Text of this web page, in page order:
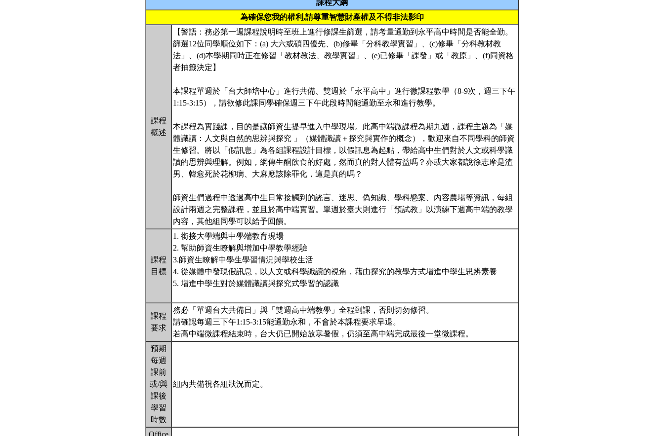
課程大綱
為確保您我的權利,請尊重智慧財產權及不得非法影印
課程
概述
【警語：務必第一週課程說明時至班上進行修課生篩選，請考量通勤到永平高中時間是否能全勤。
篩選12位同學順位如下：(a) 大六或碩四優先、(b)修畢「分科教學實習」、(c)修畢「分科教材教
法」、(d)本學期同時正在修習「教材教法、教學實習」、(e)已修畢「課發」或「教原」、(f)同資格
者抽籤決定】
本課程單週於「台大師培中心」進行共備、雙週於「永平高中」進行微課程教學（8-9次，週三下午
1:15-3:15），請欲修此課同學確保週三下午此段時間能通勤至永和進行教學。
本課程為實踐課，目的是讓師資生提早進入中學現場。此高中端微課程為期九週，課程主題為「媒
體識讀：人文與自然的思辨與探究 」（媒體識讀＋探究與實作的概念），歡迎來自不同學科的師資
生修習。將以「假訊息」為各組課程設計目標，以假訊息為起點，帶給高中生們對於人文或科學識
讀的思辨與理解。例如，網傳生酮飲食的好處，然而真的對人體有益嗎？亦或大家都說徐志摩是渣
男、韓愈死於花柳病、大麻應該除罪化，這是真的嗎？
師資生們過程中透過高中生日常接觸到的謠言、迷思、偽知識、學科懸案、內容農場等資訊，每組
設計兩週之完整課程，並且於高中端實習。單週於臺大則進行「預試教」以演練下週高中端的教學
內容，其他組同學可以給予回饋。
課程
目標
1. 銜接大學端與中學端教育現場
2. 幫助師資生瞭解與增加中學教學經驗
3.師資生瞭解中學生學習情況與學校生活
4. 從媒體中發現假訊息，以人文或科學識讀的視角，藉由探究的教學方式增進中學生思辨素養
5. 增進中學生對於媒體識讀與探究式學習的認識
課程
要求
務必「單週台大共備日」與「雙週高中端教學」全程到課，否則切勿修習。
請確認每週三下午1:15-3:15能通勤永和，不會於本課程要求早退。
若高中端微課程結束時，台大仍已開始放寒暑假，仍須至高中端完成最後一堂微課程。
預期
每週
課前
或/與
課後
學習
時數
組內共備視各組狀況而定。
Office